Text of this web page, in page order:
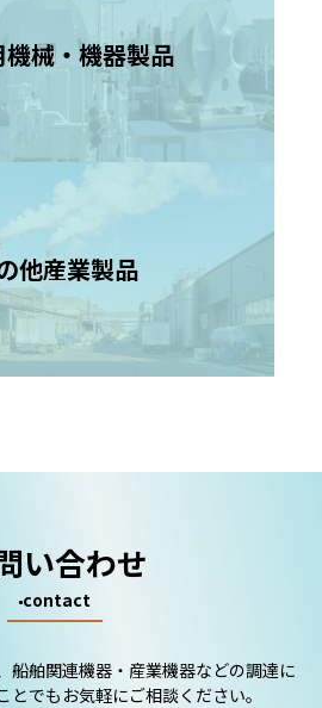
械・機器製品
他産業製品
い合わせ
contact
船舶関連機器・産業機器などの調達に
でもお気軽にご相談ください。